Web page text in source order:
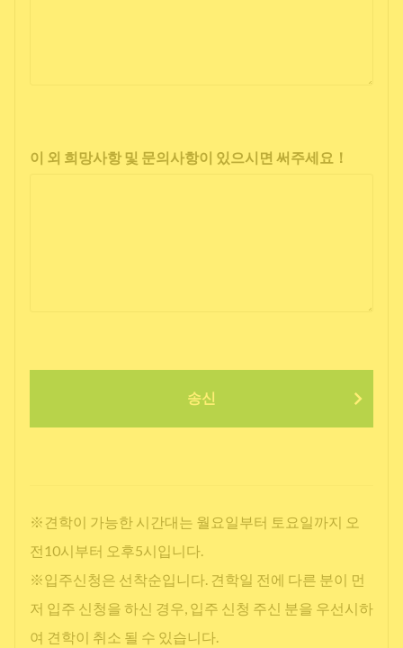
이 외 희망사항 및 문의사항이 있으시면 써주세요！
송신
※견학이 가능한 시간대는 월요일부터 토요일까지 오
전10시부터 오후5시입니다.
※입주신청은 선착순입니다. 견학일 전에 다른 분이 먼
저 입주 신청을 하신 경우, 입주 신청 주신 분을 우선시하
여 견학이 취소 될 수 있습니다.